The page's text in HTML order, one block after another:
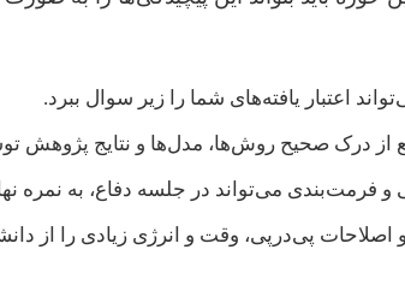
اعتبار یافته‌های شما را زیر سوال ببرد.
از درک صحیح روش‌ها، مدل‌ها و نتایج پژوهش
فرمت‌بندی می‌تواند در جلسه دفاع، به نمره
و اصلاحات پی‌درپی، وقت و انرژی زیادی را از